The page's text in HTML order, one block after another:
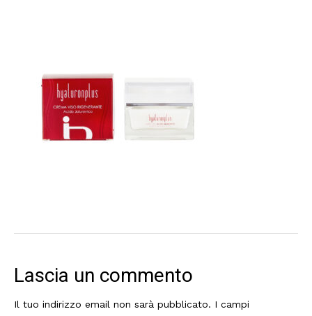
Lascia un commento
Il tuo indirizzo email non sarà pubblicato. I campi